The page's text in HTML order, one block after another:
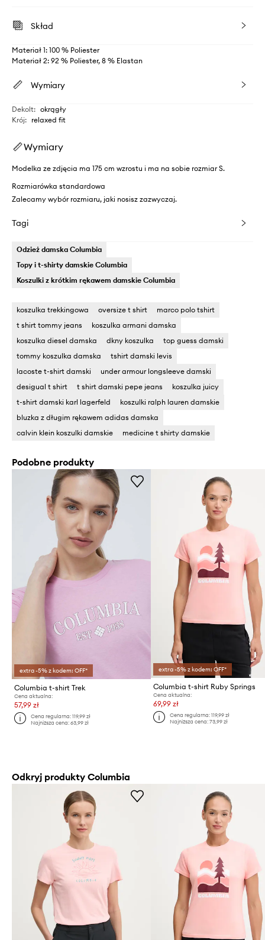
Skład
Materiał 1: 100 % Poliester
Materiał 2: 92 % Poliester, 8 % Elastan
Wymiary
Dekolt: okrągły
Krój: relaxed fit
Wymiary
Modelka ze zdjęcia ma 175 cm wzrostu i ma na sobie rozmiar S.
Rozmiarówka standardowa
Zalecamy wybór rozmiaru, jaki nosisz zazwyczaj.
Tagi
Odzież damska Columbia
Topy i t-shirty damskie Columbia
Koszulki z krótkim rękawem damskie Columbia
koszulka trekkingowa oversize t shirt
marco polo tshirt
t shirt tommy jeans
koszulka armani damska
koszulka diesel damska
dkny koszulka
top guess damski
tommy koszulka damska
tshirt damski levis
lacoste t-shirt damski
under armour longsleeve damski
desigual t shirt
t shirt damski pepe jeans
koszulka juicy
t-shirt damski karl lagerfeld
koszulki ralph lauren damskie
bluzka z długim rękawem adidas damska
calvin klein koszulki damskie
medicine t shirty damskie
Podobne produkty
extra -5% z kodem: OFF*
Columbia t-shirt Trek
Cena aktualna:
57,99 zł
Cena regularna:119,99 zł
Najniższa cena:63,99 zł
extra -5% z kodem: OFF*
Columbia t-shirt Ruby Springs
Cena aktualna:
69,99 zł
Cena regularna: 119,99 zł
Najniższa cena: 73,99 zł
Odkryj produkty Columbia